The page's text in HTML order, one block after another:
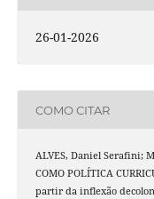
26-01-2026
COMO CITAR
ALVES, Daniel Serafini;
COMO POLÍTICA
partir da inflexão